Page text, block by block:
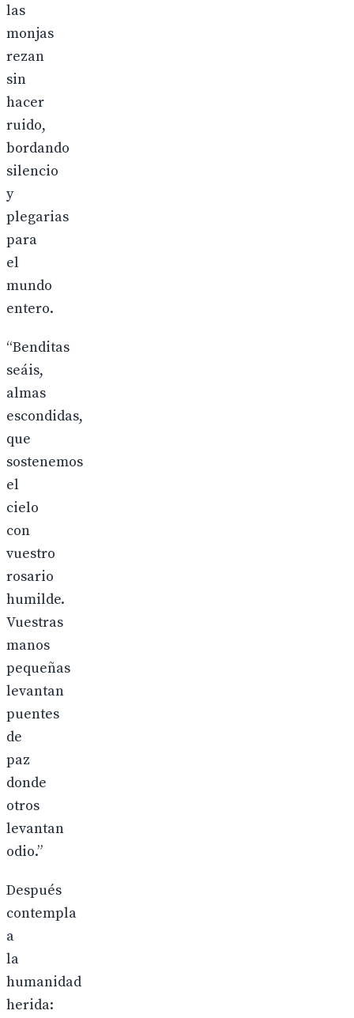
las
monjas
rezan
sin
hacer
ruido,
bordando
silencio
y
plegarias
para
el
mundo
entero.
“Benditas
seáis,
almas
escondidas,
que
sostenemos
el
cielo
con
vuestro
rosario
humilde.
Vuestras
manos
pequeñas
levantan
puentes
de
paz
donde
otros
levantan
odio.”
Después
contempla
a
la
humanidad
herida: